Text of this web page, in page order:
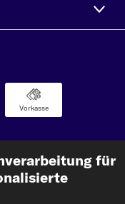
Vorkasse
für